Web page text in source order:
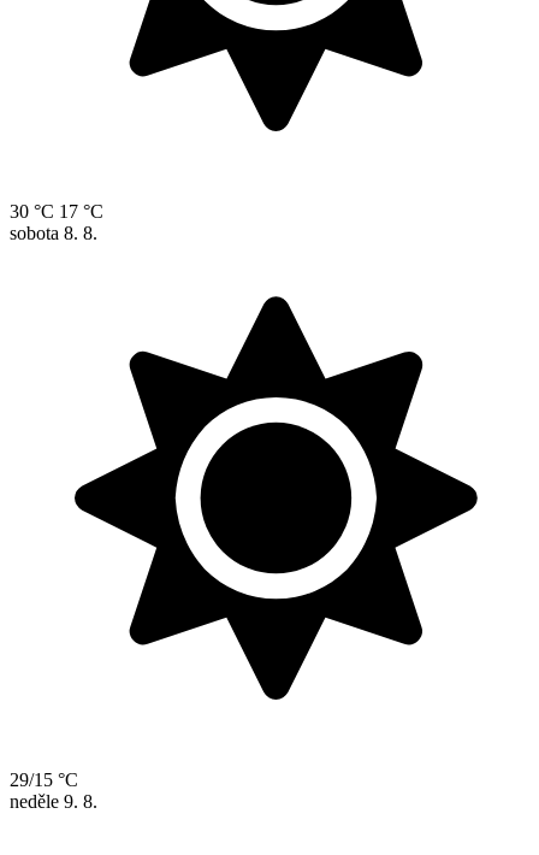
30 °C 17 °C
sobota 8. 8.
29/15 °C
neděle 9. 8.